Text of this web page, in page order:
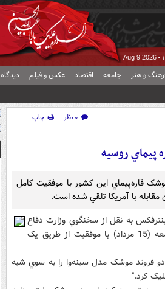
Aug 9 2026
و هنر جامعه اقتصاد عکس و فیلم دیدگاه
۰ نظر
چاپ
پيماي روسيه
قاره‌‌پيماي اين کشور با موفقيت کامل
مقابله با آمريکا تلقي شده است.
به نقل از سخنگوي وزارت دفاع
روسيه اعلام کرد، اين دو فروند موشک قاره‌‌پيما جمعه (15 مرداد) با موفقيت از طريق يک
دو فروند موشک مدل سينه‌‌وا را به سوي شبه
کرد."